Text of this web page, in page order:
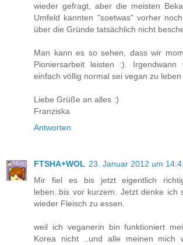
wieder gefragt, aber die meisten
Umfeld kannten "soetwas" vorher
über die Gründe tatsächlich nicht
Man kann es so sehen, dass wir
Pioniersarbeit leisten :). Irgendwann
einfach völlig normal sei vegan zu leben
Liebe Grüße an alles :)
Franziska
Antworten
FTSHA+WOL 23. Januar 2012 um
Mir fiel es bis jetzt eigentlich
leben..bis vor kurzem. Jetzt denke ich
wieder Fleisch zu essen.
weil ich veganerin bin funktioniert
Korea nicht ..und alle meinen mich